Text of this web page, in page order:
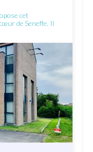
cet
de Seneffe. Il